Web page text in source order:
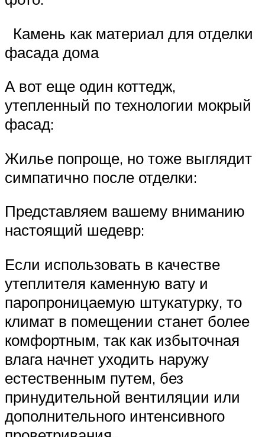
Камень как материал для отделки
фасада дома
А вот еще один коттедж,
утепленный по технологии мокрый
фасад:
Жилье попроще, но тоже выглядит
симпатично после отделки:
Представляем вашему вниманию
настоящий шедевр:
Если использовать в качестве
утеплителя каменную вату и
паропроницаемую штукатурку, то
климат в помещении станет более
комфортным, так как избыточная
влага начнет уходить наружу
естественным путем, без
принудительной вентиляции или
дополнительного интенсивного